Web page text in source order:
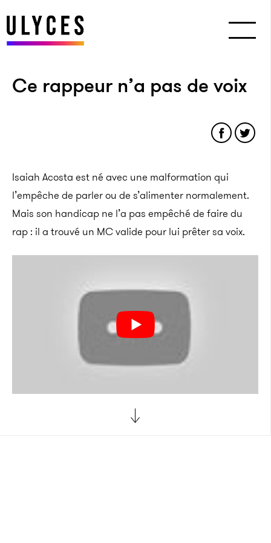
Ce rappeur n’a pas de voix
Isaiah Acosta est né avec une malformation qui
l’empêche de parler ou de s’alimenter normalement.
Mais son handicap ne l’a pas empêché de faire du
rap : il a trouvé un MC valide pour lui prêter sa voix.